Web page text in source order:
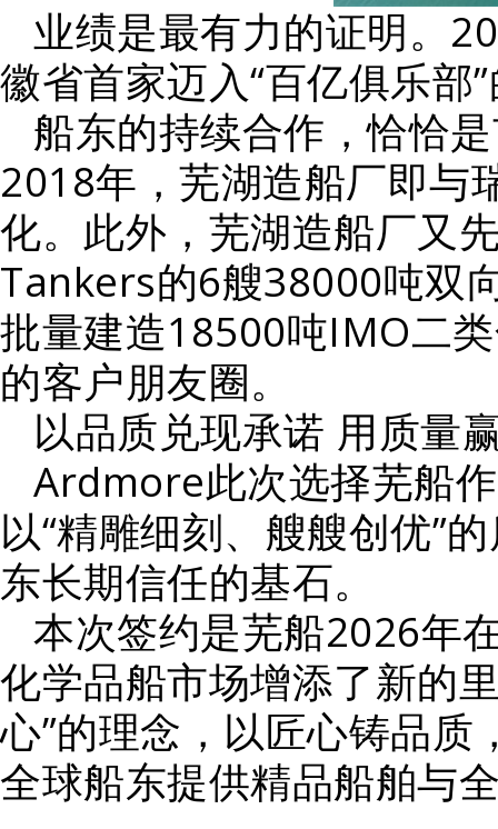
业绩是最有力的证明。
徽省首家迈入“百亿俱乐部
船东的持续合作，恰恰
2018年，芜湖造船厂即与
化。此外，芜湖造船厂又
Tankers的6艘38000吨双
批量建造18500吨IMO二
的客户朋友圈。
以品质兑现承诺 用质量
Ardmore此次选择芜船
以“精雕细刻、艘艘创优”
东长期信任的基石。
本次签约是芜船2026年
化学品船市场增添了新的
心”的理念，以匠心铸品
全球船东提供精品船舶与